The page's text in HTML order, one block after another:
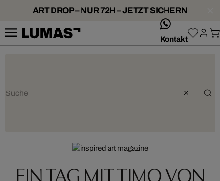
ART DROP – NUR 72H – JETZT SICHERN
Kontakt
EIN TAG MIT TIMO VON